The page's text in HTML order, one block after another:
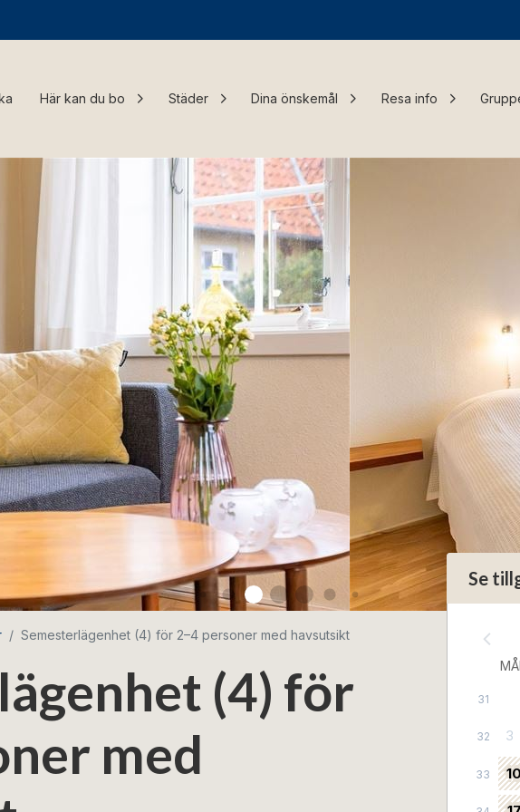
Här kan du bo Städer Dina önskemål Resa info
Semesterlägenhet (4) för 2–4 personer med havsutsikt
(4) för
med
Se
31
32 3
33 10